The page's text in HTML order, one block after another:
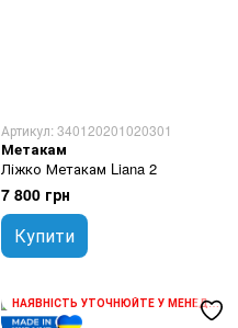
Артикул: 340120201020301
Метакам
Ліжко Метакам Liana 2
7 800 грн
Купити
НАЯВНІСТЬ УТОЧНЮЙТЕ У МЕНЕДЖЕРА